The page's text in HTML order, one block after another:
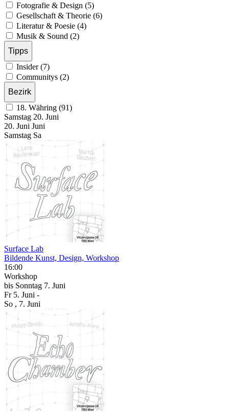
Fotografie & Design (5)
Gesellschaft & Theorie (6)
Literatur & Poesie (4)
Musik & Sound (2)
Tipps
Insider (7)
Communitys (2)
Bezirk
18. Währing (91)
Samstag 20. Juni
20. Juni Juni
Samstag Sa
Surface Lab
Bildende Kunst, Design, Workshop
16:00
Workshop
bis Sonntag 7. Juni
Fr 5. Juni -
So , 7. Juni